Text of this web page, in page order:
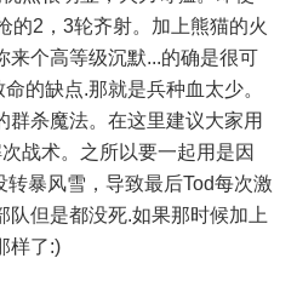
的2，3轮齐射。加上熊猫的火
来个高等级沉默...的确是很可
的缺点.那就是兵种血太少。
群杀魔法。在这里建议大家用
战术。之所以要一起用是因
暴风雪，导致最后Tod每次激
队但是都没死.如果那时候加上
样了:)